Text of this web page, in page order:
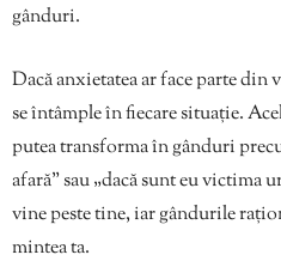
gânduri.
Dacă anxietatea ar face parte din
se întâmple în fiecare situație.
putea transforma în gânduri
afară” sau „dacă sunt eu victima
vine peste tine, iar gândurile
mintea ta.